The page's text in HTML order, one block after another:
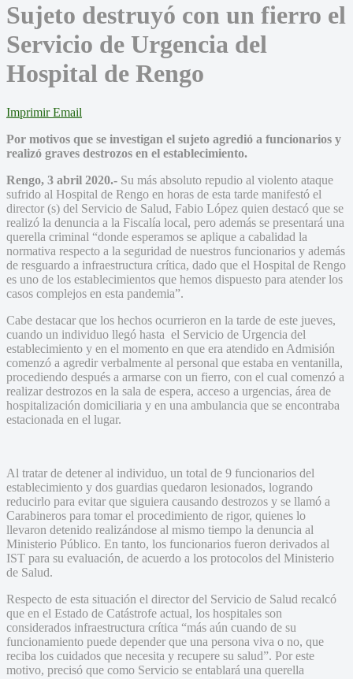
Sujeto destruyó con un fierro el
Servicio de Urgencia del
Hospital de Rengo
Imprimir Email
Por motivos que se investigan el sujeto agredió a funcionarios y
realizó graves destrozos en el establecimiento.
Rengo, 3 abril 2020.- Su más absoluto repudio al violento ataque
sufrido al Hospital de Rengo en horas de esta tarde manifestó el
director (s) del Servicio de Salud, Fabio López quien destacó que se
realizó la denuncia a la Fiscalía local, pero además se presentará una
querella criminal “donde esperamos se aplique a cabalidad la
normativa respecto a la seguridad de nuestros funcionarios y además
de resguardo a infraestructura crítica, dado que el Hospital de Rengo
es uno de los establecimientos que hemos dispuesto para atender los
casos complejos en esta pandemia”.
Cabe destacar que los hechos ocurrieron en la tarde de este jueves,
cuando un individuo llegó hasta el Servicio de Urgencia del
establecimiento y en el momento en que era atendido en Admisión
comenzó a agredir verbalmente al personal que estaba en ventanilla,
procediendo después a armarse con un fierro, con el cual comenzó a
realizar destrozos en la sala de espera, acceso a urgencias, área de
hospitalización domiciliaria y en una ambulancia que se encontraba
estacionada en el lugar.
Al tratar de detener al individuo, un total de 9 funcionarios del
establecimiento y dos guardias quedaron lesionados, logrando
reducirlo para evitar que siguiera causando destrozos y se llamó a
Carabineros para tomar el procedimiento de rigor, quienes lo
llevaron detenido realizándose al mismo tiempo la denuncia al
Ministerio Público. En tanto, los funcionarios fueron derivados al
IST para su evaluación, de acuerdo a los protocolos del Ministerio
de Salud.
Respecto de esta situación el director del Servicio de Salud recalcó
que en el Estado de Catástrofe actual, los hospitales son
considerados infraestructura crítica “más aún cuando de su
funcionamiento puede depender que una persona viva o no, que
reciba los cuidados que necesita y recupere su salud”. Por este
motivo, precisó que como Servicio se entablará una querella